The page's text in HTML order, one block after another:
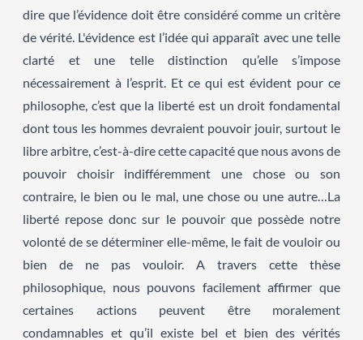
dire que l’évidence doit être considéré comme un critère
de vérité. L'évidence est l’idée qui apparaît avec une telle
clarté et une telle distinction qu’elle s’impose
nécessairement à l’esprit. Et ce qui est évident pour ce
philosophe, c’est que la liberté est un droit fondamental
dont tous les hommes devraient pouvoir jouir, surtout le
libre arbitre, c’est-à-dire cette capacité que nous avons de
pouvoir choisir indifféremment une chose ou son
contraire, le bien ou le mal, une chose ou une autre…La
liberté repose donc sur le pouvoir que possède notre
volonté de se déterminer elle-même, le fait de vouloir ou
bien de ne pas vouloir. A travers cette thèse
philosophique, nous pouvons facilement affirmer que
certaines actions peuvent être moralement
condamnables et qu’il existe bel et bien des vérités